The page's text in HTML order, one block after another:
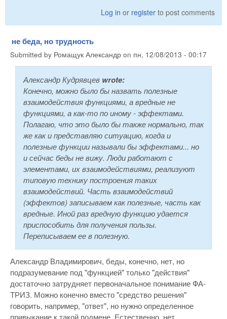
Log in or register to post comments
не беда, но трудность
Submitted by Ромащук Александр on пн, 12/08/2013 - 00:17
Александр Кудрявцев wrote:
Конечно, можно было бы назвать полезные
взаимодействия функциями, а вредные не
функциями, а как-то по иному - эффектами.
Полагаю, что это было бы также нормально, так
же как и представляю ситуацию, когда и
полезные функции называли бы эффектами... но
и сейчас беды не вижу. Люди работают с
элементами, их взаимодействиями, реализуют
типовую технику построения таких
взаимодействий. Часть взаимодействий
(эффектов) записываем как полезные, часть как
вредные. Иной раз вредную функцию удается
приспособить для получения пользы.
Переписываем ее в полезную.
Александр Владимирович, беды, конечно, нет, но
подразумевание под "функцией" только "действия"
достаточно затрудняет первоначальное понимание ФА-
ТРИЗ. Можно конечно вместо "средство решения"
говорить, например, "ответ", но нужно определенное
привыкание к такой подмене. Естественно, нет